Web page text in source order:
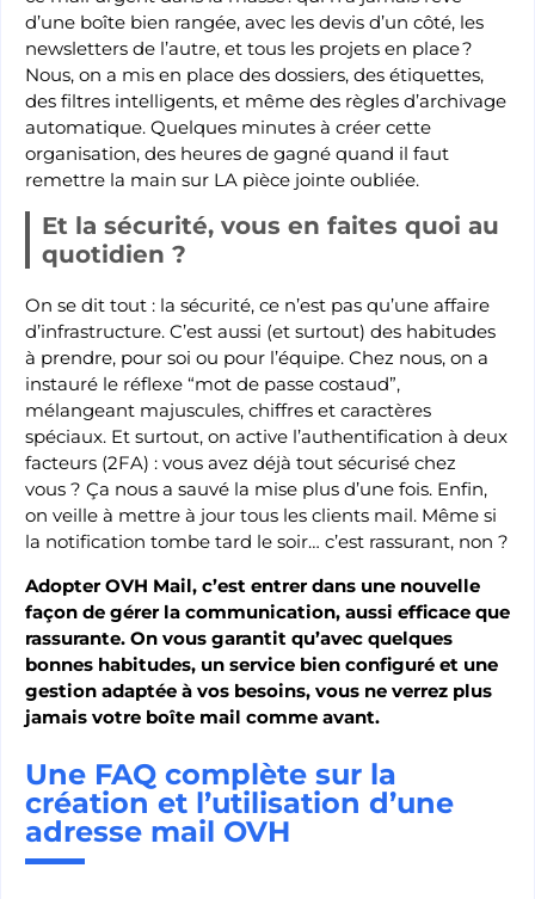
d’une boîte bien rangée, avec les devis d’un côté, les
newsletters de l’autre, et tous les projets en place ?
Nous, on a mis en place des dossiers, des étiquettes,
des filtres intelligents, et même des règles d’archivage
automatique. Quelques minutes à créer cette
organisation, des heures de gagné quand il faut
remettre la main sur LA pièce jointe oubliée.
Et la sécurité, vous en faites quoi au
quotidien ?
On se dit tout : la sécurité, ce n’est pas qu’une affaire
d’infrastructure. C’est aussi (et surtout) des habitudes
à prendre, pour soi ou pour l’équipe. Chez nous, on a
instauré le réflexe “mot de passe costaud”,
mélangeant majuscules, chiffres et caractères
spéciaux. Et surtout, on active l’authentification à deux
facteurs (2FA) : vous avez déjà tout sécurisé chez
vous ? Ça nous a sauvé la mise plus d’une fois. Enfin,
on veille à mettre à jour tous les clients mail. Même si
la notification tombe tard le soir… c’est rassurant, non ?
Adopter OVH Mail, c’est entrer dans une nouvelle
façon de gérer la communication, aussi efficace que
rassurante. On vous garantit qu’avec quelques
bonnes habitudes, un service bien configuré et une
gestion adaptée à vos besoins, vous ne verrez plus
jamais votre boîte mail comme avant.
Une FAQ complète sur la
création et l’utilisation d’une
adresse mail OVH